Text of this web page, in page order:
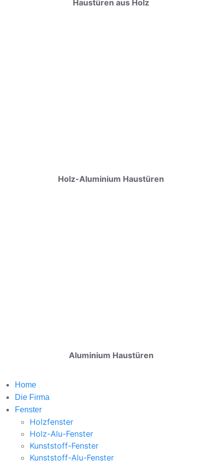
Haustüren aus Holz
Holz-Aluminium Haustüren
Aluminium Haustüren
Home
Die Firma
Fenster
Holzfenster
Holz-Alu-Fenster
Kunststoff-Fenster
Kunststoff-Alu-Fenster